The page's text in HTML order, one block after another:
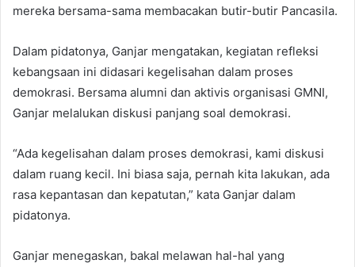
mereka bersama-sama membacakan butir-butir Pancasila.
Dalam pidatonya, Ganjar mengatakan, kegiatan refleksi
kebangsaan ini didasari kegelisahan dalam proses
demokrasi. Bersama alumni dan aktivis organisasi GMNI,
Ganjar melalukan diskusi panjang soal demokrasi.
“Ada kegelisahan dalam proses demokrasi, kami diskusi
dalam ruang kecil. Ini biasa saja, pernah kita lakukan, ada
rasa kepantasan dan kepatutan,” kata Ganjar dalam
pidatonya.
Ganjar menegaskan, bakal melawan hal-hal yang